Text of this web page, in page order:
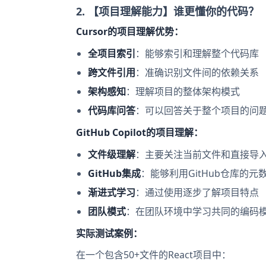
2. 【项目理解能力】谁更懂你的代码？
Cursor的项目理解优势：
全项目索引：能够索引和理解整个代码库
跨文件引用：准确识别文件间的依赖关系
架构感知：理解项目的整体架构模式
代码库问答：可以回答关于整个项目的问
GitHub Copilot的项目理解：
文件级理解：主要关注当前文件和直接导
GitHub集成：能够利用GitHub仓库的元
渐进式学习：通过使用逐步了解项目特点
团队模式：在团队环境中学习共同的编码
实际测试案例：
在一个包含50+文件的React项目中：